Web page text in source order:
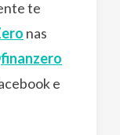
te
nas
e